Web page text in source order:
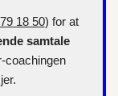
18 50) for at
samtale
coachingen